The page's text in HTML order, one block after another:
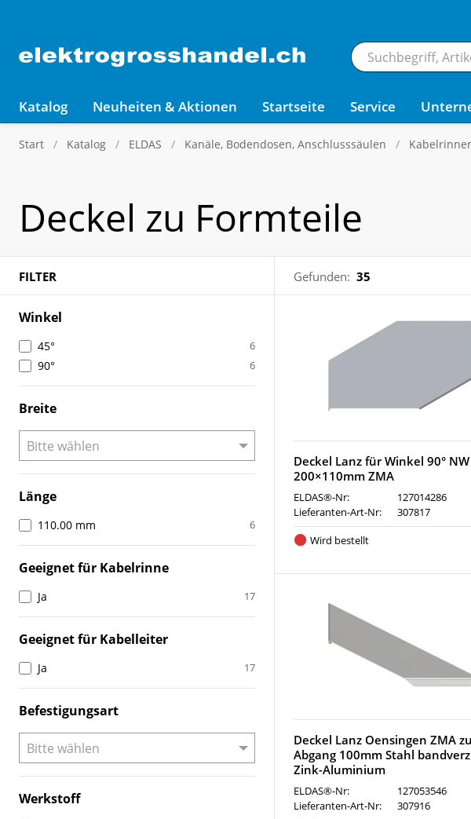
Katalog Neuheiten & Aktionen Startseite Service
Start Katalog ELDAS Kanäle, Bodendosen, Anschlusssäulen
Deckel zu Formteile
FILTER Gefunden: 35
Winkel
45° 6
90° 6
Breite
Länge
110.00 mm 6
Geeignet für Kabelrinne
Ja 17
Geeignet für Kabelleiter
Ja 17
Befestigungsart
Werkstoff
Deckel Lanz für Winkel 90° NW
200×110mm ZMA
ELDAS®-Nr:
127014286
Lieferanten-Art-Nr:
307817
Wird bestellt
Deckel Lanz Oensingen ZMA
Abgang 100mm Stahl
Zink-Aluminium
ELDAS®-Nr:
127053546
Lieferanten-Art-Nr:
307916